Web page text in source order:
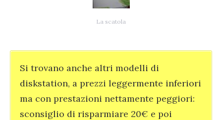
La scatola
Si trovano anche altri modelli di
diskstation, a prezzi leggermente inferiori
ma con prestazioni nettamente peggiori:
sconsiglio di risparmiare 20€ e poi